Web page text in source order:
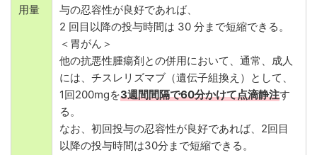
用量
与の忍容性が良好であれば、
2 回目以降の投与時間は 30 分まで短縮できる。
＜胃がん＞
他の抗悪性腫瘍剤との併用において、通常、成人
には、チスレリズマブ（遺伝子組換え）として、
1回200mgを3週間間隔で60分かけて点滴静注す
る。
なお、初回投与の忍容性が良好であれば、2回目
以降の投与時間は30分まで短縮できる。